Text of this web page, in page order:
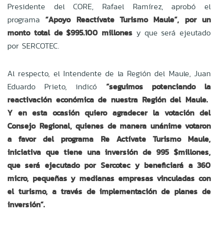
Presidente del CORE, Rafael Ramírez, aprobó el
programa “Apoyo Reactívate Turismo Maule”, por un
monto total de $995.100 millones y que será ejeutado
por SERCOTEC.
Al respecto, el Intendente de la Región del Maule, Juan
Eduardo Prieto, indicó “seguimos potenciando la
reactivación económica de nuestra Región del Maule.
Y en esta ocasión quiero agradecer la votación del
Consejo Regional, quienes de manera unánime votaron
a favor del programa Re Actívate Turismo Maule,
iniciativa que tiene una inversión de 995 $millones,
que será ejecutado por Sercotec y beneficiará a 360
micro, pequeñas y medianas empresas vinculadas con
el turismo, a través de implementación de planes de
inversión”.